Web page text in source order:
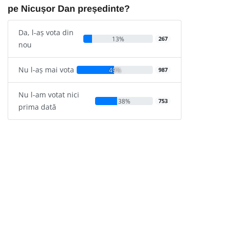
pe Nicușor Dan președinte?
Da, l-aș vota din
nou
13% 267
Nu l-aș mai vota 49% 987
Nu l-am votat nici
prima dată
38% 753